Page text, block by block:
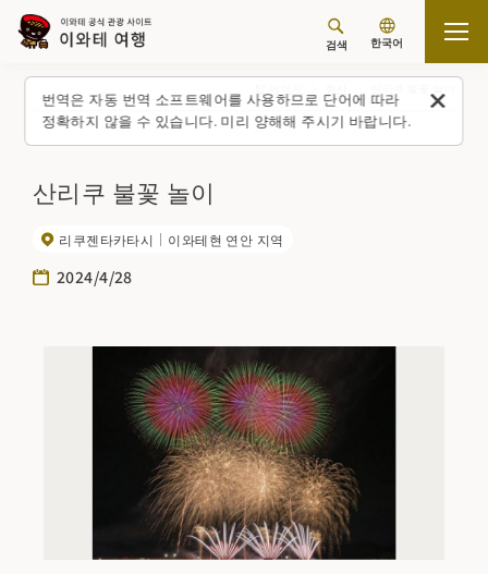
번역은 자동 번역 소프트웨어를 사용하므로 단어에 따라
정확하지 않을 수 있습니다. 미리 양해해 주시기 바랍니다.
검색 한국어
산리쿠 불꽃 놀이
리쿠젠타카타시 이와테현 연안 지역
2024/4/28